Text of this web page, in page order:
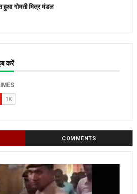
हुआ गोमती मित्र मंडल
करें
COMMENTS